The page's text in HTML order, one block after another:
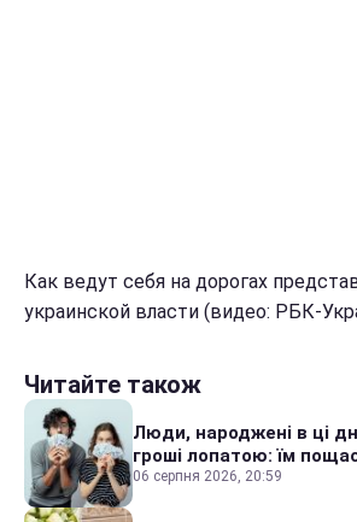
Как ведут себя на дорогах
украинской власти (видео: РБК-
Читайте також
Люди, народжені в ці
гроші лопатою: їм
06 серпня 2026, 20:59